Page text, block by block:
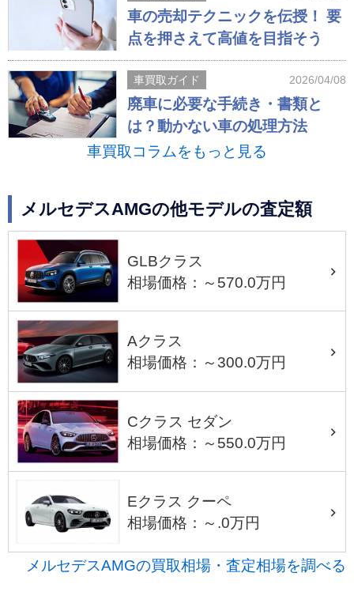
車の売却テクニックを伝授！ 要
点を押さえて高値を目指そう
車買取ガイド 2026/04/08
廃車に必要な手続き・書類と
は？動かない車の処理方法
車買取コラムをもっと見る
メルセデスAMGの他モデルの査定額
GLBクラス
相場価格：～570.0万円
Aクラス
相場価格：～300.0万円
Cクラス セダン
相場価格：～550.0万円
Eクラス クーペ
相場価格：～.0万円
メルセデスAMGの買取相場・査定相場を調べる